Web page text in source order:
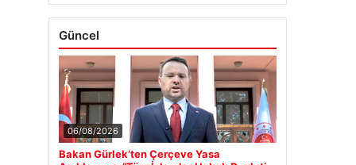
Güncel
06/08/2026
Bakan Gürlek’ten Çerçeve Yasa